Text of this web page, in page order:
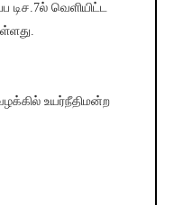
டிச.7ல் வெளியிட்ட
உயர்நீதிமன்ற